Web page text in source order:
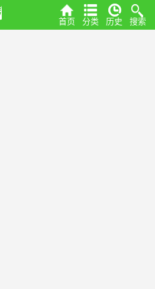
首页 分类 历史 搜索